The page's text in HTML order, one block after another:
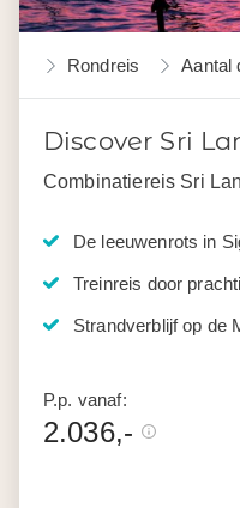
Rondreis Aantal
Discover Sri
Combinatiereis Sri
De leeuwenrots in
Treinreis door
Strandverblijf op de
P.p. vanaf:
2.036,-